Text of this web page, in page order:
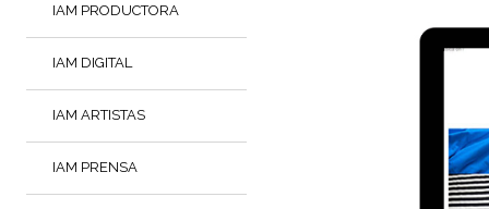
IAM PRODUCTORA
IAM DIGITAL
IAM ARTISTAS
IAM PRENSA